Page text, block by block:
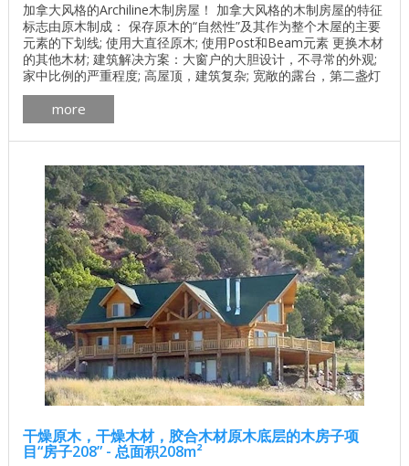
加拿大风格的Archiline木制房屋！ 加拿大风格的木制房屋的特征
标志由原木制成： 保存原木的“自然性”及其作为整个木屋的主要
元素的下划线; 使用大直径原木; 使用Post和Beam元素 更换木材
的其他木材; 建筑解决方案：大窗户的大胆设计，不寻常的外观;
家中比例的严重程度; 高屋顶，建筑复杂; 宽敞的露台，第二盏灯
和宽敞的大厅; 加工具有环保成分的防腐剂; 屋顶框架技术的建设;
more
干燥原木，干燥木材，胶合木材原木底层的木房子项
目“房子208” - 总面积208m²